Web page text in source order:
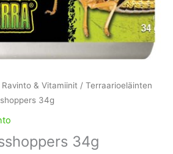
Ravinto & Vitamiinit / Terraarioeläinten
34g
34g